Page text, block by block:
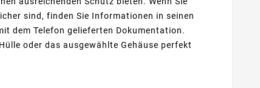
sind, finden Sie Informationen in seinen
dem Telefon gelieferten Dokumentation.
oder das ausgewählte Gehäuse perfekt